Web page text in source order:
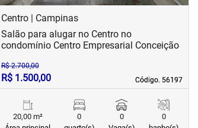
Centro | Campinas
Código. 56197
Código. 56197
Salão para alugar no Centro no
condomínio Centro Empresarial Conceição
R$ 2.700,00
R$ 1.500,00
20,00 m²
0
0
0